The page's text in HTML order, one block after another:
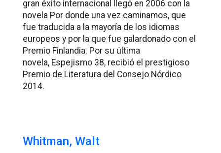
gran éxito internacional llegó en 2006 con la
novela Por donde una vez caminamos, que
fue traducida a la mayoría de los idiomas
europeos y por la que fue galardonado con el
Premio Finlandia. Por su última
novela, Espejismo 38, recibió el prestigioso
Premio de Literatura del Consejo Nórdico
2014.
Whitman, Walt